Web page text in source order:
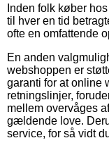
Inden folk køber
til hver en tid
ofte en omfattende
En anden
webshoppen er
garanti for at online
retningslinjer,
mellem overvåges
gældende love.
service, for så vidt